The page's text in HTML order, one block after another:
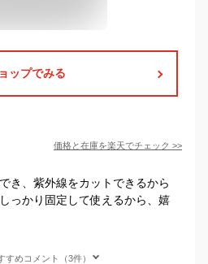
ップでみる
価格と在庫を楽天でチェック >>
き、紫外線をカットできるから
っかり固定して使えるから、嬉
すめコメント（3件）